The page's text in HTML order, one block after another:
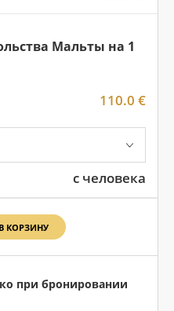
Мальты на 1
110.0 €
с человека
КОРЗИНУ
при бронировании